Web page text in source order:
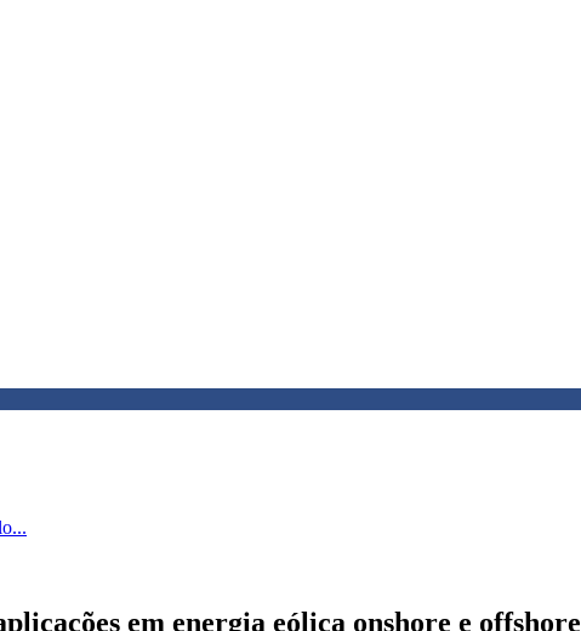
em energia eólica onshore e offshore